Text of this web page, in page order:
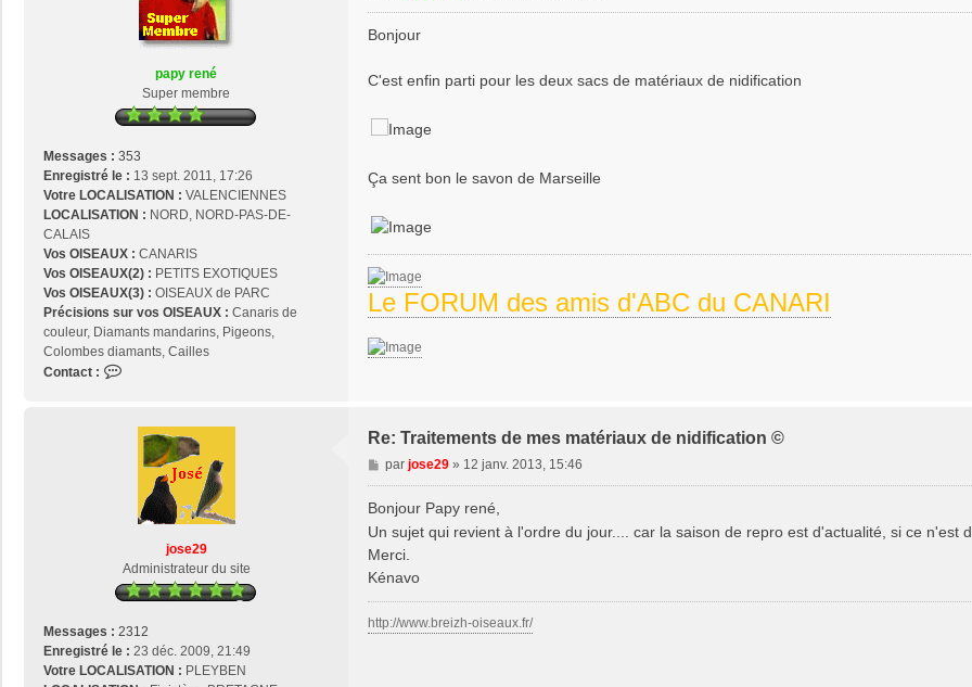
papy rené
Super membre
Messages : 353
Enregistré le : 13 sept. 2011, 17:26
Votre LOCALISATION : VALENCIENNES
LOCALISATION : NORD, NORD-PAS-DE-
CALAIS
Vos OISEAUX : CANARIS
Vos OISEAUX(2) : PETITS EXOTIQUES
Vos OISEAUX(3) : OISEAUX de PARC
Précisions sur vos OISEAUX : Canaris de
couleur, Diamants mandarins, Pigeons,
Colombes diamants, Cailles
Contact :
a
p
y
r
n
é
e
g
Bonjour
C'est enfin parti pour les deux sacs de matériaux de nidification
Ça sent bon le savon de Marseille
Le FORUM des amis d'ABC du CANARI
jose29
Administrateur du site
Messages : 2312
Enregistré le : 23 déc. 2009, 21:49
Votre LOCALISATION : PLEYBEN
Re: Traitements de mes matériaux de nidification ©
M
e
a
g
e
par jose29» 12 janv. 2013, 15:46
Bonjour Papy rené,
Un sujet qui revient à l'ordre du jour.... car la saison de repro est d'actualité, si ce n'est
Merci.
Kénavo
http://www.breizh-oiseaux.fr/